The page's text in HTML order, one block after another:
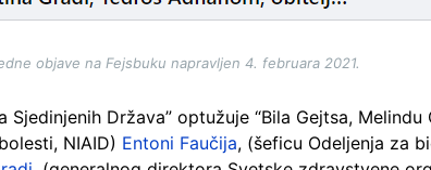
objave na Fejsbuku napravljen 4. februara 2021.
Sjedinjenih Država” optužuje “Bila Gejtsa,
NIAID) Entoni Faučija, (šeficu Odeljenja za